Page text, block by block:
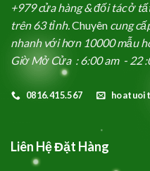
+979 cửa hàng & đối tác ở
trên 63 tỉnh.Chuyên cung
nhanh với hơn 10000 mẫu
Giờ Mở Cửa : 6:00 am - 22
0816.415.567
Liên Hệ Đặt Hàng